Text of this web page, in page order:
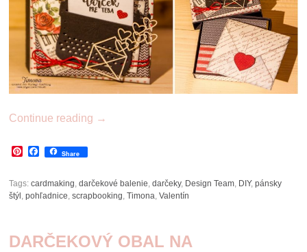
Continue reading →
Pinterest
Facebook
Share
Tags:cardmaking,darčekové balenie,darčeky, Design Team, DIY,pánsky
štýl ,pohľadnice,scrapbooking,Timona,Valentín
DARČEKOVÝ OBAL NA